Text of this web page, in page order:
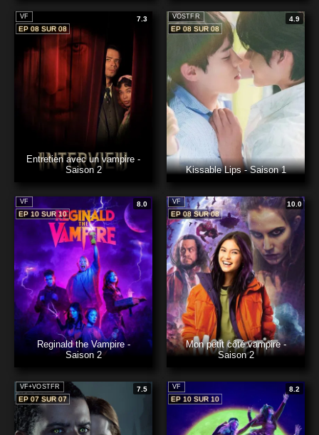
VF
7.3
EP 08 SUR 08
Entretien avec un vampire -
Saison 2
VOSTFR
4.9
EP 08 SUR 08
Kissable Lips - Saison 1
VF
8.0
EP 10 SUR 10
Reginald the Vampire -
Saison 2
VF
10.0
EP 08 SUR 08
Mon petit côté vampire -
Saison 2
VF+VOSTFR
7.5
EP 07 SUR 07
VF
8.2
EP 10 SUR 10